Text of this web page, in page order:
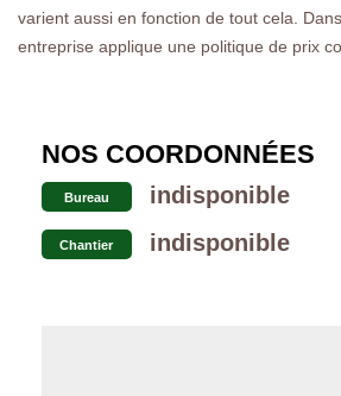
varient aussi en fonction de tout cela.
entreprise applique une politique de prix
NOS COORDONNÉES
Bureau indisponible
Chantier indisponible